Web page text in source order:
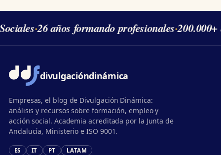
·26 años formando profesionales·200.000+
divulgacióndinámica
Empresas, el blog de Divulgación Dinámica:
análisis y recursos sobre formación, empleo y
acción social. Academia acreditada por la Junta de
Andalucía, Ministerio e ISO 9001.
ES IT PT LATAM